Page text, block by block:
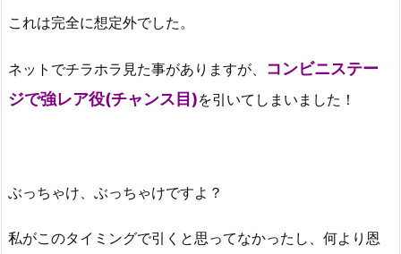
これは完全に想定外でした。
ネットでチラホラ見た事がありますが、 コンビニステー
ジで強レア役(チャンス目)を引いてしまいました！
ぶっちゃけ、ぶっちゃけですよ？
私がこのタイミングで引くと思ってなかったし、何より恩